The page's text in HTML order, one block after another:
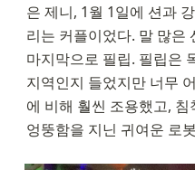
은 제니, 1월 1일에 션과
리는 커플이었다. 말 많은
마지막으로 필립. 필립은
지역인지 들었지만 너무
에 비해 훨씬 조용했고,
엉뚱함을 지닌 귀여운 로